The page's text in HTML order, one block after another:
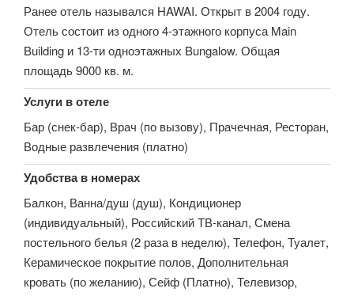
Ранее отель назывался HAWAI. Открыт в 2004 году.
Отель состоит из одного 4-этажного корпуса Main
Building и 13-ти одноэтажных Bungalow. Общая
площадь 9000 кв. м.
Услуги в отеле
Бар (снек-бар), Врач (по вызову), Прачечная, Ресторан,
Водные развлечения (платно)
Удобства в номерах
Балкон, Ванна/душ (душ), Кондиционер
(индивидуальный), Российский ТВ-канал, Смена
постельного белья (2 раза в неделю), Телефон, Туалет,
Керамическое покрытие полов, Дополнительная
кровать (по желанию), Сейф (Платно), Телевизор,